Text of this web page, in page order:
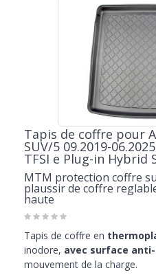
Tapis de coffre pour
SUV/5 09.2019-
TFSI e Plug-in Hybrid
MTM protection coffre
plaussir de coffre
haute
Tapis de coffre en
inodore, avec surface
mouvement de la charge.